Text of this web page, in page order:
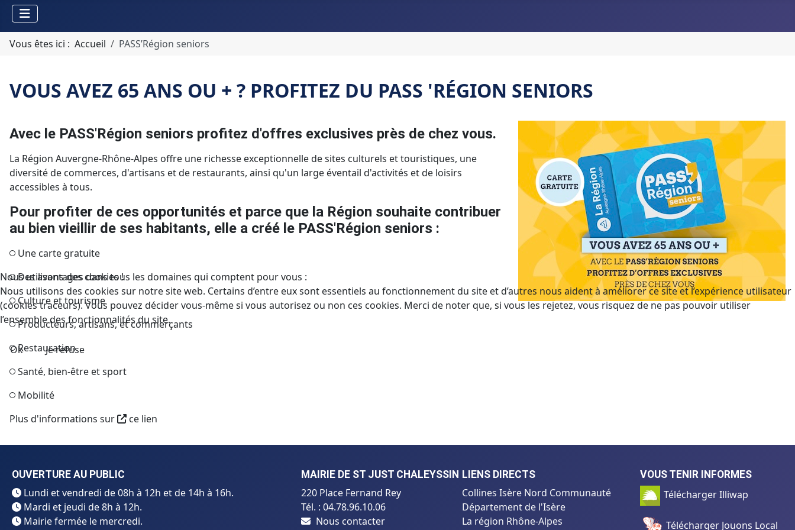
Vous êtes ici : Accueil PASS’Région seniors
VOUS AVEZ 65 ANS OU + ? PROFITEZ DU PASS 'RÉGION SENIORS
Avec le PASS'Région seniors profitez d'offres exclusives près de chez vous.
La Région Auvergne-Rhône-Alpes offre une richesse exceptionnelle de sites culturels et touristiques, une
diversité de commerces, d'artisans et de restaurants, ainsi qu'un large éventail d'activités et de loisirs
accessibles à tous.
Pour profiter de ces opportunités et parce que la Région souhaite contribuer
au bien vieillir de ses habitants, elle a créé le PASS'Région seniors :
Une carte gratuite
Des avantages dans tous les domaines qui comptent pour vous :
Culture et tourisme
Producteurs, artisans, et commerçants
Restauration
Santé, bien-être et sport
Mobilité
Plus d'informations sur
ce lien
OUVERTURE AU PUBLIC
Lundi et vendredi de 08h à 12h et de 14h à 16h.
Mardi et jeudi de 8h à 12h.
Mairie fermée le mercredi.
MAIRIE DE ST JUST CHALEYSSIN
220 Place Fernand Rey
Tél. : 04.78.96.10.06
Nous contacter
LIENS DIRECTS
Collines Isère Nord Communauté
Département de l'Isère
La région Rhône-Alpes
VOUS TENIR INFORMES
Télécharger Illiwap
Télécharger Jouons Local
Nous utilisons des cookies !
Nous utilisons des cookies sur notre site web. Certains d’entre eux sont essentiels au fonctionnement du site et d’autres nous aident à améliorer ce site et l’expérience utilisateur
(cookies traceurs). Vous pouvez décider vous-même si vous autorisez ou non ces cookies. Merci de noter que, si vous les rejetez, vous risquez de ne pas pouvoir utiliser
l’ensemble des fonctionnalités du site.
Ok Je refuse